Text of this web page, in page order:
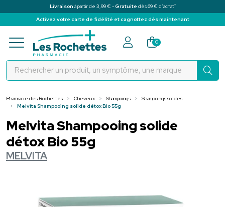
Livraison à partir de 3,99 € -Gratuite dès 69 € d’achat*
Activez votre carte de fidélité et cagnottez dès maintenant
Pharmacie des Rochettes Votre
0
Pharmacie des Rochettes Cheveux Shampoings
Shampoings solides
Melvita Shampooing solide détox Bio 55g
Melvita Shampooing solide
détox Bio 55g
MELVITA